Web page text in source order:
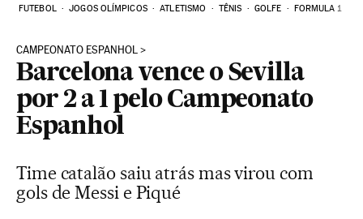
FUTEBOL JOGOS OLÍMPICOS ATLETISMO TÊNIS GOLFE FORMULA 1
CAMPEONATO ESPANHOL
Barcelona vence o Sevilla
por 2 a 1 pelo Campeonato
Espanhol
Time catalão saiu atrás mas virou com
gols de Messi e Piqué